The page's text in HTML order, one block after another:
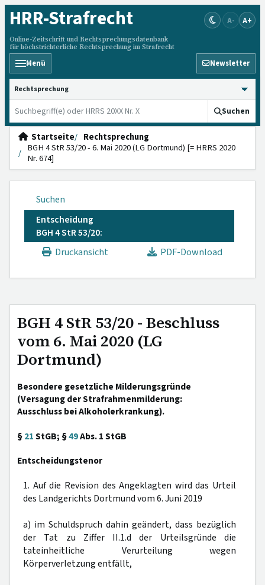
HRR-Strafrecht
Online-Zeitschrift und Rechtsprechungsdatenbank
für höchstrichterliche Rechtsprechung im Strafrecht
A- A+
Menü Newsletter
HRRS durchsuchen
Suchen
Startseite
Rechtsprechung
BGH 4 StR 53/20 - 6. Mai 2020 (LG Dortmund) [= HRRS 2020
Nr. 674]
Suchen
Entscheidung
BGH 4 StR 53/20:
Druckansicht
PDF-Download
BGH 4 StR 53/20 - Beschluss
vom 6. Mai 2020 (LG
Dortmund)
Besondere gesetzliche Milderungsgründe
(Versagung der Strafrahmenmilderung:
Ausschluss bei Alkoholerkrankung).
§21StGB; §49Abs. 1 StGB
Entscheidungstenor
1. Auf die Revision des Angeklagten wird das Urteil
des Landgerichts Dortmund vom 6. Juni 2019
a) im Schuldspruch dahin geändert, dass bezüglich
der Tat zu Ziffer II.1.d der Urteilsgründe die
tateinheitliche Verurteilung wegen
Körperverletzung entfällt,